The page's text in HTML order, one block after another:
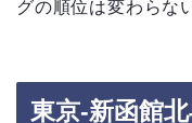
グの順位は変わらな
東京-新函館